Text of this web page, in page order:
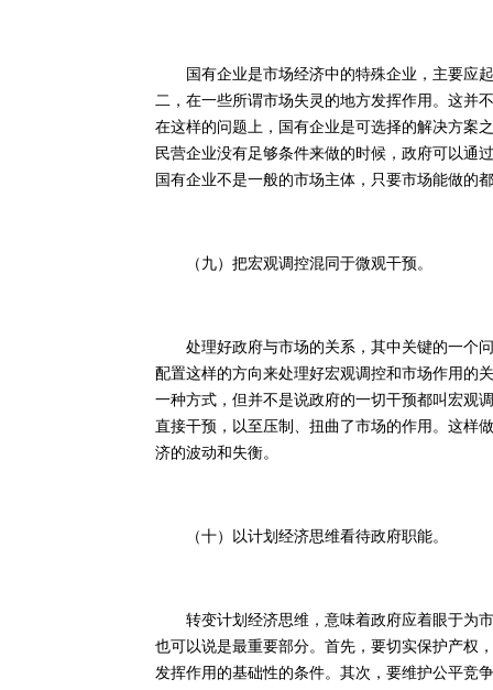
国有企业是市场经济中的特殊企业，主要应起
二，在一些所谓市场失灵的地方发挥作用。这并
在这样的问题上，国有企业是可选择的解决方案
民营企业没有足够条件来做的时候，政府可以通
国有企业不是一般的市场主体，只要市场能做的
（九）把宏观调控混同于微观干预。
处理好政府与市场的关系，其中关键的一个问
配置这样的方向来处理好宏观调控和市场作用的
一种方式，但并不是说政府的一切干预都叫宏观
直接干预，以至压制、扭曲了市场的作用。这样
济的波动和失衡。
（十）以计划经济思维看待政府职能。
转变计划经济思维，意味着政府应着眼于为市
也可以说是最重要部分。首先，要切实保护产权
发挥作用的基础性的条件。其次，要维护公平竞